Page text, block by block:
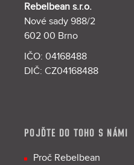
Rebelbean s.r.o.
Nové sady 988/2
602 00 Brno
IČO: 04168488
DIČ: CZ04168488
POJĎTE DO TOHO S NÁMI
Proč Rebelbean